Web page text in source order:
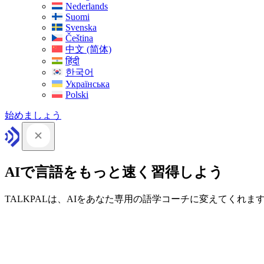
Nederlands
Suomi
Svenska
Čeština
中文 (简体)
हिंदी
한국어
Українська
Polski
始めましょう
AIで言語をもっと速く習得しよう
TALKPALは、AIをあなた専用の語学コーチに変えてくれま